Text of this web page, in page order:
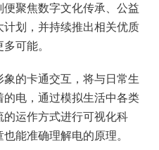
聚焦数字文化传承、公益
划，并持续推出相关优质
可能。
的卡通交互，将与日常生
电，通过模拟生活中各类
运作方式进行可视化科
能准确理解电的原理。